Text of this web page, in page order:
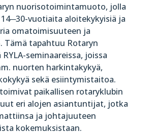
nuorisotoimintamuoto, jolla
─30-vuotiaita aloitekykyisiä ja
omatoimisuuteen ja
Tämä tapahtuu Rotaryn
seminaareissa, joissa
nuorten harkintakykyä,
sekä esiintymistaitoa.
paikallisen rotaryklubin
eri alojen asiantuntijat, jotka
ja johtajuuteen
kokemuksistaan.